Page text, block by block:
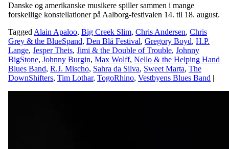
Danske og amerikanske musikere spiller sammen i mange
forskellige konstellationer på Aalborg-festivalen 14. til 18. august.
Tagged Alain Apaloo, Big Creek Slim, Chris Andersen, Chris
Grey & the BlueSpand, Den Blå Festival, Gregory Boyd, H.P.
Lange, Jesper Theis, Jimi & the Double of Trouble, Johnny
BigStone, Johnny Burgin, Max Wolff, Nello & the Helping Hand
Blues Band, R.J. Mischo, Sahra da Silva, Sweet Marta, The
DownShifters, Tim Lothar, TogoRhino, Vestbyens Blues Band |